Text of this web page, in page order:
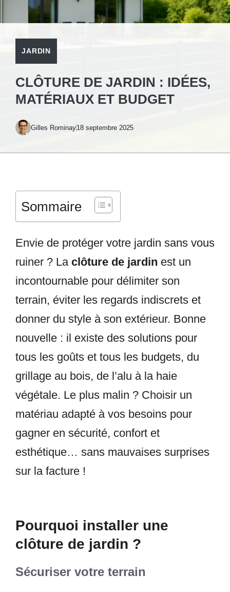
JARDIN
CLÔTURE DE JARDIN : IDÉES,
MATÉRIAUX ET BUDGET
Gilles Rominay18 septembre 2025
Sommaire
Envie de protéger votre jardin sans vous
ruiner ? La clôture de jardin est un
incontournable pour délimiter son
terrain, éviter les regards indiscrets et
donner du style à son extérieur. Bonne
nouvelle : il existe des solutions pour
tous les goûts et tous les budgets, du
grillage au bois, de l’alu à la haie
végétale. Le plus malin ? Choisir un
matériau adapté à vos besoins pour
gagner en sécurité, confort et
esthétique… sans mauvaises surprises
sur la facture !
Pourquoi installer une
clôture de jardin ?
Sécuriser votre terrain